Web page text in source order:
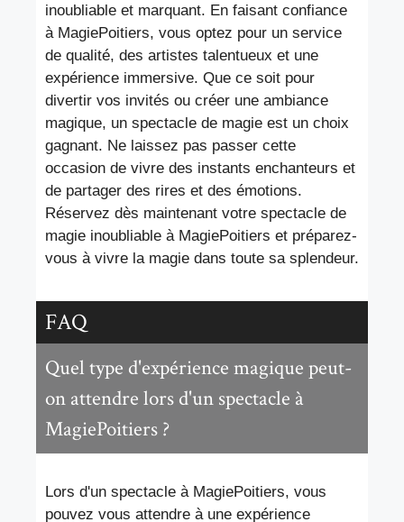
inoubliable et marquant. En faisant confiance
à MagiePoitiers, vous optez pour un service
de qualité, des artistes talentueux et une
expérience immersive. Que ce soit pour
divertir vos invités ou créer une ambiance
magique, un spectacle de magie est un choix
gagnant. Ne laissez pas passer cette
occasion de vivre des instants enchanteurs et
de partager des rires et des émotions.
Réservez dès maintenant votre spectacle de
magie inoubliable à MagiePoitiers et préparez-
vous à vivre la magie dans toute sa splendeur.
FAQ
Quel type d'expérience magique peut-
on attendre lors d'un spectacle à
MagiePoitiers ?
Lors d'un spectacle à MagiePoitiers, vous
pouvez vous attendre à une expérience